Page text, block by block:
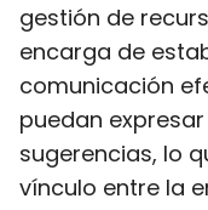
gestión de
encarga de
comunicación
puedan
sugerencias, lo
vínculo entre la